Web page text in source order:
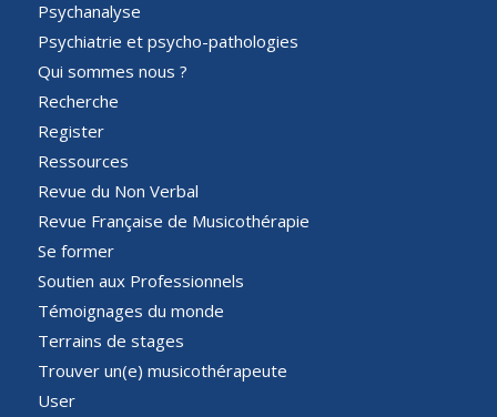
Psychanalyse
Psychiatrie et psycho-pathologies
Qui sommes nous ?
Recherche
Register
Ressources
Revue du Non Verbal
Revue Française de Musicothérapie
Se former
Soutien aux Professionnels
Témoignages du monde
Terrains de stages
Trouver un(e) musicothérapeute
User